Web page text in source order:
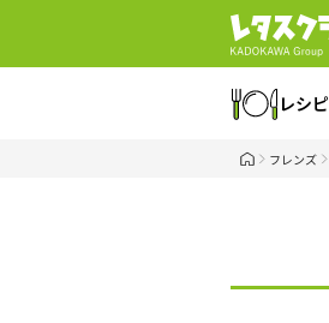
レシピ
フレンズ